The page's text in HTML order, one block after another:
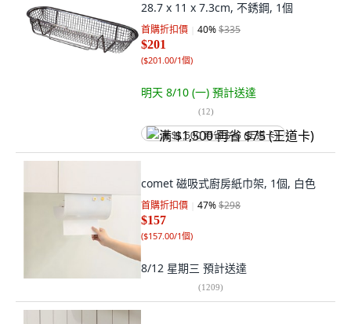
28.7 x 11 x 7.3cm, 不銹鋼, 1個
首購折扣價 40%$335
$201
($201.00/1個)
明天 8/10 (一) 預計送達
(12)
满 $1,500 再省 $75 (王道卡)
comet 磁吸式廚房紙巾架, 1個, 白色
首購折扣價 47%$298
$157
($157.00/1個)
8/12 星期三 預計送達
(1209)